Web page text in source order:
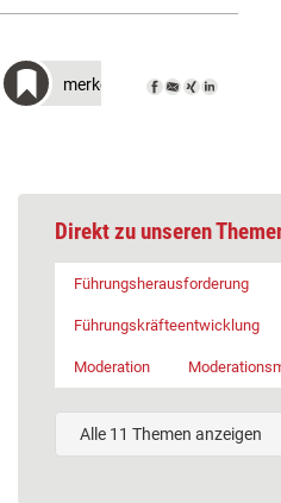
merken
Direkt zu unseren
Führungsherausforderung
Führungskräfteentwicklung
Moderation
Alle 11 Themen anzeigen